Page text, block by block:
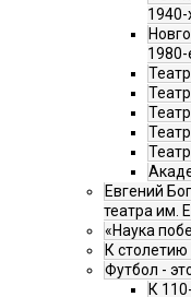
1940-
Евгений
театра им.
«Наука
К
Футбол -
К